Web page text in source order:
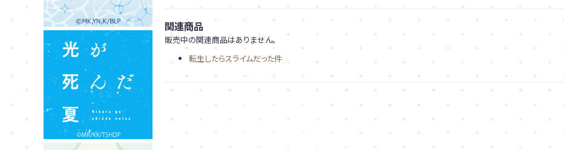
関連商品
販売中の関連商品はありません。
転生したらスライムだった件